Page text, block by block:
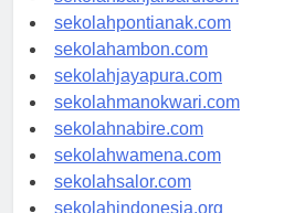
sekolahbanjarbaru.com
sekolahpontianak.com
sekolahambon.com
sekolahjayapura.com
sekolahmanokwari.com
sekolahnabire.com
sekolahwamena.com
sekolahsalor.com